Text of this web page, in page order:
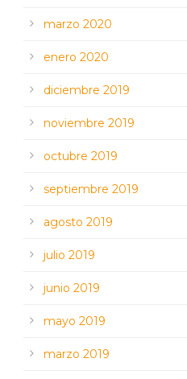
marzo 2020
enero 2020
diciembre 2019
noviembre 2019
octubre 2019
septiembre 2019
agosto 2019
julio 2019
junio 2019
mayo 2019
marzo 2019